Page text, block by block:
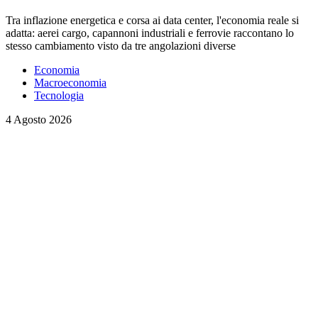
Tra inflazione energetica e corsa ai data center, l'economia reale si
adatta: aerei cargo, capannoni industriali e ferrovie raccontano lo
stesso cambiamento visto da tre angolazioni diverse
Economia
Macroeconomia
Tecnologia
4 Agosto 2026